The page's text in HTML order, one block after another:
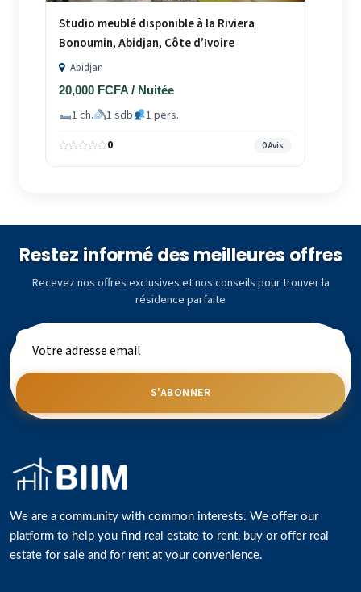
Studio meublé disponible à la Riviera
Bonoumin, Abidjan, Côte d’Ivoire
Abidjan
20,000 FCFA / Nuitée
1 ch. 1 sdb 1 pers.
0 0 Avis
Restez informé des meilleures offres
Recevez nos offres exclusives et nos conseils pour trouver la
résidence parfaite
S'ABONNER
We are a community with common interests. We offer our
platform to help you find real estate to rent, buy or offer real
estate for sale and for rent at your convenience.